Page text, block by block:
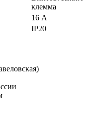
клемма
16 А
IP20